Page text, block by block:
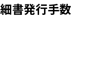
書発行手数